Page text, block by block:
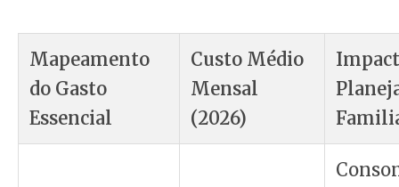
Mapeamento
do Gasto
Essencial
Custo Médio
Mensal
(2026)